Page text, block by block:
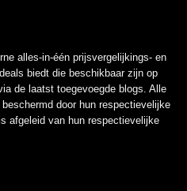
alles-in-één prijsvergelijkings- en
biedt die beschikbaar zijn op
de laatst toegevoegde blogs. Alle
door hun respectievelijke
afgeleid van hun respectievelijke